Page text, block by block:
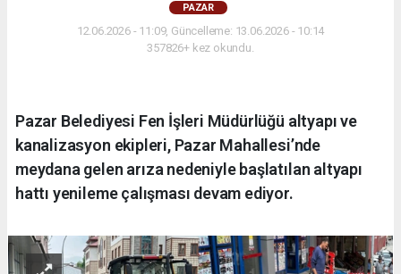
PAZAR
12.06.2026 - 11:09, Güncelleme: 13.06.2026 - 10:14
357826+ kez okundu.
Pazar Belediyesi Fen İşleri Müdürlüğü altyapı ve
kanalizasyon ekipleri, Pazar Mahallesi’nde
meydana gelen arıza nedeniyle başlatılan altyapı
hattı yenileme çalışması devam ediyor.